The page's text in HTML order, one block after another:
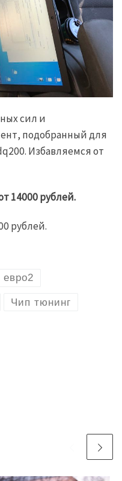
сил и
подобранный для
Избавляемся от
14000 рублей.
рублей.
евро2
Чип тюнинг